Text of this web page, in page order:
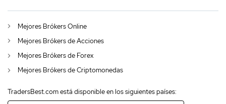
Mejores Brókers Online
Mejores Brókers de Acciones
Mejores Brókers de Forex
Mejores Brókers de Criptomonedas
TradersBest.com está disponible en los siguientes países:
DE German (DE)
CA English (CA)
GB English (UK)
IN English (IN)